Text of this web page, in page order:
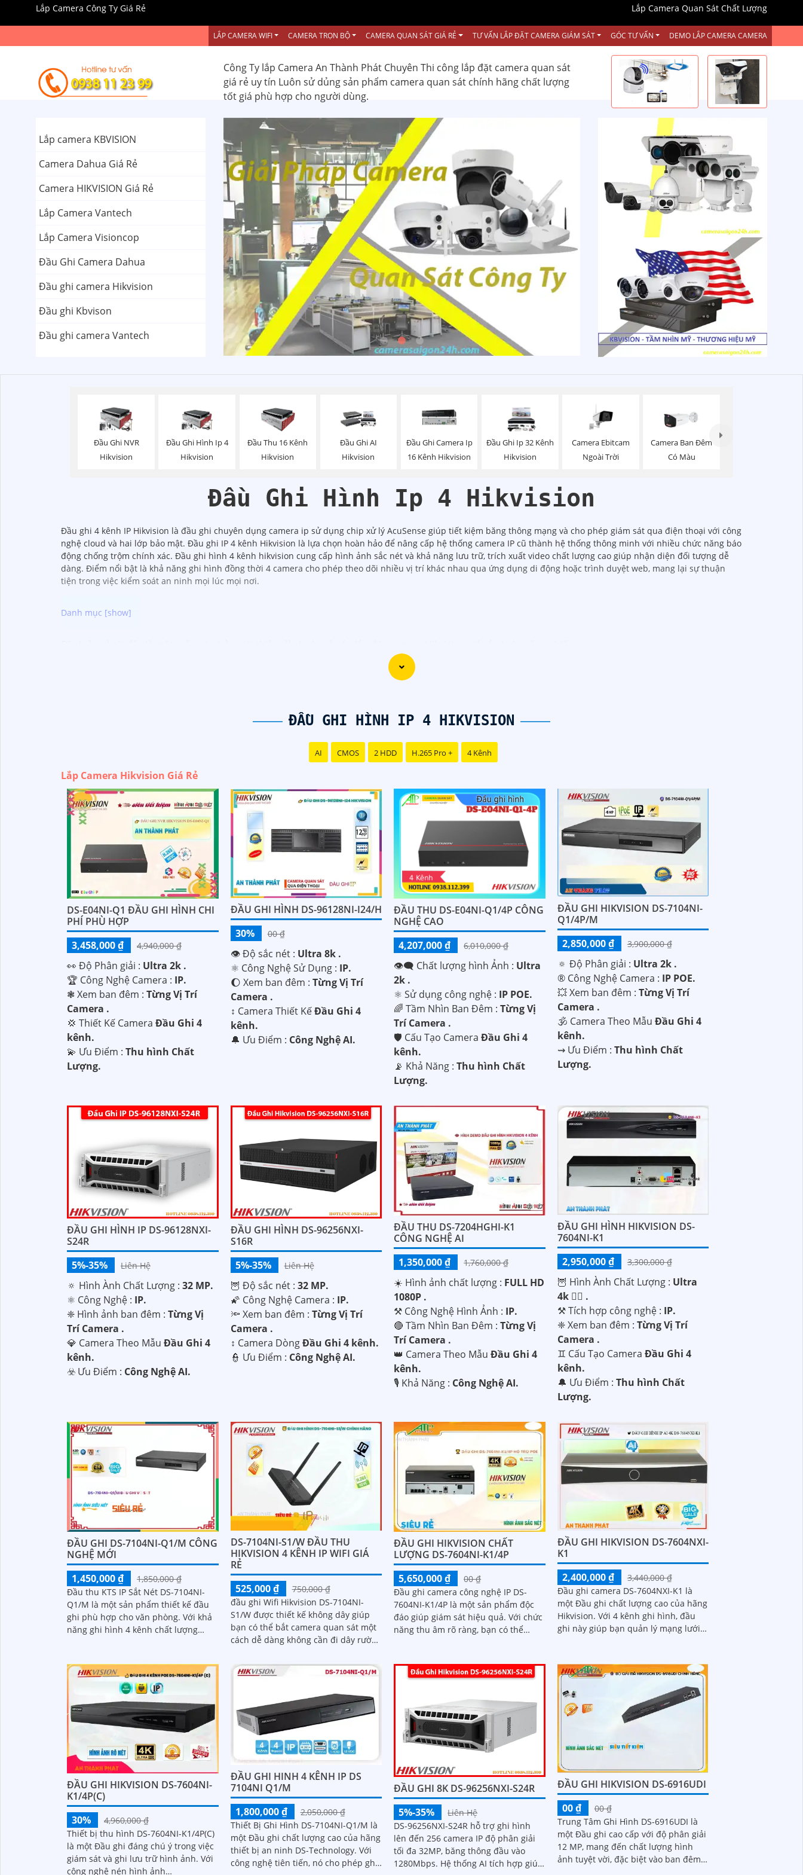
Lắp Camera Công Ty Giá Rẻ Lắp Camera Quan Sát Chất Lượng
LẮP CAMERA WIFI CAMERA TRỌN BỘ CAMERA QUAN SÁT GIÁ RẺ TƯ VẤN LẮP ĐẶT CAMERA GIÁM SÁT GÓC TƯ VẤN DEMO LẮP CAMERA CAMERA
Công Ty lắp Camera An Thành Phát Chuyên Thi công lắp đặt camera quan sát
giá rẻ uy tín Luôn sử dủng sản phẩm camera quan sát chính hãng chất lượng
tốt giá phù hợp cho người dùng.
Lắp camera KBVISION
Camera Dahua Giá Rẻ
Camera HIKVISION Giá Rẻ
Lắp Camera Vantech
Lắp Camera Visioncop
Đầu Ghi Camera Dahua
Đầu ghi camera Hikvision
Đầu ghi Kbvison
Đầu ghi camera Vantech
Đầu Ghi NVR
Hikvision
Đầu Ghi Hình Ip 4
Hikvision
Đầu Thu 16 Kênh
Hikvision
Đầu Ghi AI
Hikvision
Đầu Ghi Camera Ip
16 Kênh Hikvision
Đầu Ghi Ip 32 Kênh
Hikvision
Camera Ebitcam
Ngoài Trời
Camera Ban Đêm
Có Màu
Đầu Ghi Hình Ip 4 Hikvision
Đầu ghi 4 kênh IP Hikvision là đầu ghi chuyên dụng camera ip sử dụng chip xử lý AcuSense giúp tiết kiệm băng thông mạng và cho phép giám sát qua điện thoại với công
nghệ cloud và hai lớp bảo mật. Đầu ghi IP 4 kênh Hikvision là lựa chọn hoàn hảo để nâng cấp hệ thống camera IP cũ thành hệ thống thông minh với nhiều chức năng báo
động chống trộm chính xác. Đầu ghi hình 4 kênh hikvision cung cấp hình ảnh sắc nét và khả năng lưu trữ, trích xuất video chất lượng cao giúp nhận diện đối tượng dễ
dàng. Điểm nổi bật là khả năng ghi hình đồng thời 4 camera cho phép theo dõi nhiều vị trí khác nhau qua ứng dụng di động hoặc trình duyệt web, mang lại sự thuận
tiện trong việc kiểm soát an ninh mọi lúc mọi nơi.
chất lượng hình ảnh sắc nét mà còn đem đến sự tin cậy và an toàn cho dự án của quý vị.
Nếu quý vị quan tâm đến việc lắp đặt camera Hikvision giá rẻ và chuyên nghiệp cho dự án của mình, chúng tôi luôn sẵn lòng hỗ trợ và tư vấn cho quý vị.
ĐẦU GHI HÌNH IP 4 HIKVISION
AI CMOS 2 HDD H.265 Pro + 4 Kênh
Lắp Camera Hikvision Giá Rẻ
DS-E04NI-Q1 ĐẦU GHI HÌNH CHI
PHÍ PHÙ HỢP
3,458,000 ₫
4,940,000 ₫
️👀 Độ Phân giải : Ultra 2k .
🏆 Công Nghệ Camera : IP.
❃ Xem ban đêm : Từng Vị Trí
Camera .
💢 Thiết Kế Camera Đầu Ghi 4
kênh.
️💫 Ưu Điểm : Thu hình Chất
Lượng.
ĐẦU GHI HÌNH DS-96128NI-I24/H
30%
00 ₫
👁 Độ sắc nét : Ultra 8k .
⚛️ Công Nghệ Sử Dụng : IP.
🌔 Xem ban đêm : Từng Vị Trí
Camera .
↕️ Camera Thiết KếĐầu Ghi 4
kênh.
️🔔 Ưu Điểm : Công Nghệ AI.
ĐẦU THU DS-E04NI-Q1/4P CÔNG
NGHỆ CAO
4,207,000 ₫
6,010,000 ₫
👁️‍🗨 Chất lượng hình Ảnh : Ultra
2k .
⚛️ Sử dụng công nghệ : IP POE.
🌈 Tầm Nhìn Ban Đêm :Từng Vị
Trí Camera .
🛡 Cấu Tạo CameraĐầu Ghi 4
kênh.
️📡 Khả Năng :Thu hình Chất
Lượng.
ĐẦU GHI HIKVISION DS-7104NI-
Q1/4P/M
2,850,000 ₫
3,900,000 ₫
🔅 Độ Phân giải : Ultra 2k .
®️ Công Nghệ Camera : IP POE.
💥 Xem ban đêm : Từng Vị Trí
Camera .
🕉️ Camera Theo Mẫu Đầu Ghi 4
kênh.
️⇝ Ưu Điểm : Thu hình Chất
Lượng.
ĐẦU GHI HÌNH IP DS-96128NXI-
S24R
5%-35%
Liên Hệ
🔅 Hình Ành Chất Lượng : 32 MP.
⚛️ Công Nghệ : IP.
❈ Hình ảnh ban đêm : Từng Vị
Trí Camera .
💎 Camera Theo Mẫu Đầu Ghi 4
kênh.
️☣️ Ưu Điểm : Công Nghệ AI.
ĐẦU GHI HÌNH DS-96256NXI-
S16R
5%-35%
Liên Hệ
🦉 Độ sắc nét : 32 MP.
🌠 Công Nghệ Camera : IP.
🔦 Xem ban đêm : Từng Vị Trí
Camera .
↕️ Camera DòngĐầu Ghi 4 kênh.
️👮 Ưu Điểm : Công Nghệ AI.
ĐẦU THU DS-7204HGHI-K1
CÔNG NGHỆ AI
1,350,000 ₫
1,760,000 ₫
☀️ Hình ảnh chất lượng : FULL HD
1080P .
⚒ Công Nghệ Hình Ảnh : IP.
🔴 Tầm Nhìn Ban Đêm :Từng Vị
Trí Camera .
👑 Camera Theo MẫuĐầu Ghi 4
kênh.
️🎙 Khả Năng : Công Nghệ AI.
ĐẦU GHI HÌNH HIKVISION DS-
7604NI-K1
2,950,000 ₫
3,300,000 ₫
🦉 Hình Ành Chất Lượng : Ultra
4k 👍🏾 .
⚒ Tích hợp công nghệ : IP.
❈ Xem ban đêm : Từng Vị Trí
Camera .
♊ Cấu Tạo Camera Đầu Ghi 4
kênh.
️🔔 Ưu Điểm : Thu hình Chất
Lượng.
ĐẦU GHI DS-7104NI-Q1/M CÔNG
NGHỆ MỚI
1,450,000 ₫
1,850,000 ₫
Đầu thu KTS IP Sắt Nét DS-7104NI-
Q1/M là một sản phẩm thiết kế đầu
ghi phù hợp cho văn phòng. Với khả
năng ghi hình 4 kênh chất lượng
DS-7104NI-S1/W ĐẦU THU
HIKVISION 4 KÊNH IP WIFI GIÁ
RẺ
525,000 ₫
750,000 ₫
đầu ghi Wifi Hikvision DS-7104NI-
S1/W được thiết kế không dây giúp
bạn có thể bắt camera quan sát một
cách dễ dàng không cần đi dây rườm
thống...
ĐẦU GHI HIKVISION CHẤT
LƯỢNG DS-7604NI-K1/4P
5,650,000 ₫
00 ₫
Đầu ghi camera công nghệ IP DS-
7604NI-K1/4P là một sản phẩm độc
đáo giúp giám sát hiệu quả. Với chức
năng thu âm rõ ràng, bạn có thể
ĐẦU GHI HIKVISION DS-7604NXI-
K1
2,400,000 ₫
3,440,000 ₫
Đầu ghi camera DS-7604NXI-K1 là
một Đầu ghi chất lượng cao của hãng
Hikvision. Với 4 kênh ghi hình, đầu
ghi này giúp bạn quản lý mạng lưới
ĐẦU GHI HIKVISION DS-7604NI-
K1/4P(C)
30%
4,960,000 ₫
Thiết bị thu hình DS-7604NI-K1/4P(C)
là một Đầu ghi đáng chú ý trong việc
giám sát và ghi lưu trữ hình ảnh. Với
công nghệ nén hình ảnh
ĐẦU GHI HINH 4 KÊNH IP DS
7104NI Q1/M
1,800,000 ₫
2,050,000 ₫
Thiết Bị Ghi Hình DS-7104NI-Q1/M là
một Đầu ghi chất lượng cao của hãng
thiết bị an ninh DS-Technology. Với
công nghệ tiên tiến, nó cho phép ghi
ĐẦU GHI 8K DS-96256NXI-S24R
5%-35%
Liên Hệ
DS-96256NXI-S24R hỗ trợ ghi hình
lên đến 256 camera IP độ phân giải
tối đa 32MP, băng thông đầu vào
1280Mbps. Hệ thống AI tích hợp giúp
ĐẦU GHI HIKVISION DS-6916UDI
00 ₫
00 ₫
Trung Tâm Ghi Hình DS-6916UDI là
một Đầu ghi cao cấp với độ phân giải
12 MP, mang đến chất lượng hình
ảnh tuyệt vời, đặc biệt vào ban đêm.